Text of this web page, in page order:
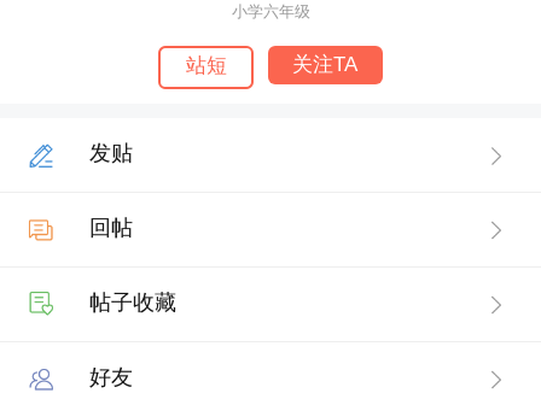
小学六年级
站短 关注TA
发贴
回帖
帖子收藏
好友